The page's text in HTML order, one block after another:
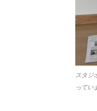
スタジ
ってい